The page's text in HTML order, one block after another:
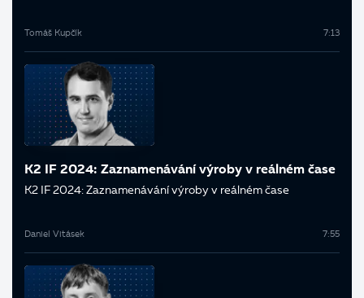
Tomáš Kupčík 7:13
K2 IF 2024: Zaznamenávání výroby v reálném čase
K2 IF 2024: Zaznamenávání výroby v reálném čase
Daniel Vitásek 7:55